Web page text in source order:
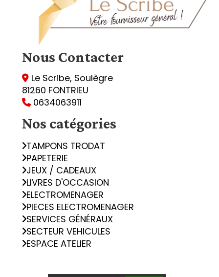
Nous Contacter
 Le Scribe, Soulègre
81260 FONTRIEU
 0634063911
Nos catégories
TAMPONS TRODAT
PAPETERIE
JEUX / CADEAUX
LIVRES D'OCCASION
ELECTROMENAGER
PIECES ELECTROMENAGER
SERVICES GÉNÉRAUX
SECTEUR VEHICULES
ESPACE ATELIER